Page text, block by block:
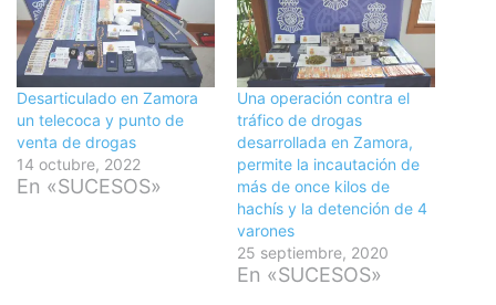
Desarticulado en Zamora
un telecoca y punto de
venta de drogas
14 octubre, 2022
En «SUCESOS»
Una operación contra el
tráfico de drogas
desarrollada en Zamora,
permite la incautación de
más de once kilos de
hachís y la detención de 4
varones
25 septiembre, 2020
En «SUCESOS»